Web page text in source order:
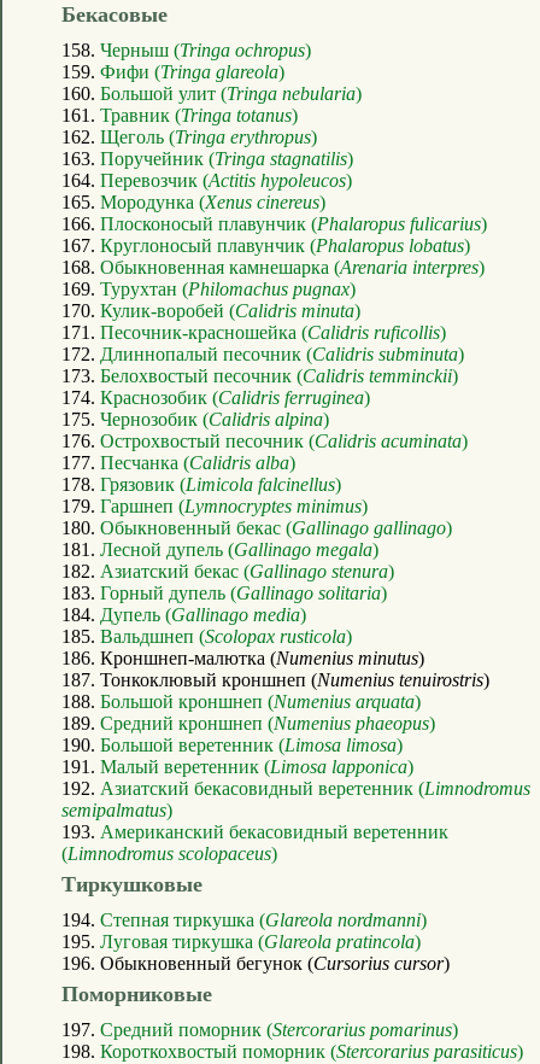
Бекасовые
158. Черныш (Tringa ochropus)
159. Фифи (Tringa glareola)
160. Большой улит (Tringa nebularia)
161. Травник (Tringa totanus)
162. Щеголь (Tringa erythropus)
163. Поручейник (Tringa stagnatilis)
164. Перевозчик (Actitis hypoleucos)
165. Мородунка (Xenus cinereus)
166. Плосконосый плавунчик (Phalaropus fulicarius)
167. Круглоносый плавунчик (Phalaropus lobatus)
168. Обыкновенная камнешарка (Arenaria interpres)
169. Турухтан (Philomachus pugnax)
170. Кулик-воробей (Calidris minuta)
171. Песочник-красношейка (Calidris ruficollis)
172. Длиннопалый песочник (Calidris subminuta)
173. Белохвостый песочник (Calidris temminckii)
174. Краснозобик (Calidris ferruginea)
175. Чернозобик (Calidris alpina)
176. Острохвостый песочник (Calidris acuminata)
177. Песчанка (Calidris alba)
178. Грязовик (Limicola falcinellus)
179. Гаршнеп (Lymnocryptes minimus)
180. Обыкновенный бекас (Gallinago gallinago)
181. Лесной дупель (Gallinago megala)
182. Азиатский бекас (Gallinago stenura)
183. Горный дупель (Gallinago solitaria)
184. Дупель (Gallinago media)
185. Вальдшнеп (Scolopax rusticola)
186. Кроншнеп-малютка (Numenius minutus)
187. Тонкоклювый кроншнеп (Numenius tenuirostris)
188. Большой кроншнеп (Numenius arquata)
189. Средний кроншнеп (Numenius phaeopus)
190. Большой веретенник (Limosa limosa)
191. Малый веретенник (Limosa lapponica)
192. Азиатский бекасовидный веретенник (Limnodromus
semipalmatus)
193. Американский бекасовидный веретенник
(Limnodromus scolopaceus)
Тиркушковые
194. Степная тиркушка (Glareola nordmanni)
195. Луговая тиркушка (Glareola pratincola)
196. Обыкновенный бегунок (Cursorius cursor)
Поморниковые
197. Средний поморник (Stercorarius pomarinus)
198. Короткохвостый поморник (Stercorarius parasiticus)